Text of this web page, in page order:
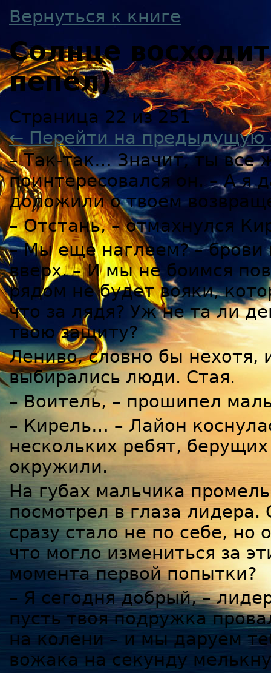
Вернуться к книге
Солнце
пепел)
Страница 22 из 251
← Перейти на предыдущую
– Так-так… Значит, ты все
поинтересовался он. – А я
доложили о твоем
– Отстань, – отмахнулся
– Мы еще наглеем? – брови
вверх. – И мы не боимся
рядом не будет вояки,
что за лядя? Уж не та ли
твою защиту?
Лениво, словно бы
выбирались люди. Стая.
– Воитель, – прошипел
– Кирель… – Лайон
нескольких ребят,
окружили.
На губах мальчика
посмотрел в глаза лидера.
сразу стало не по себе, но
что могло измениться за
момента первой попытки?
– Я сегодня добрый, –
пусть твоя подружка
на колени – и мы даруем
вожака на секунду